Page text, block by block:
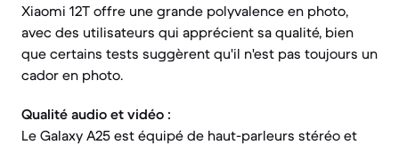
Xiaomi 12T offre une grande polyvalence en photo,
avec des utilisateurs qui apprécient sa qualité, bien
que certains tests suggèrent qu'il n'est pas toujours un
cador en photo.
Qualité audio et vidéo :
Le Galaxy A25 est équipé de haut-parleurs stéréo et